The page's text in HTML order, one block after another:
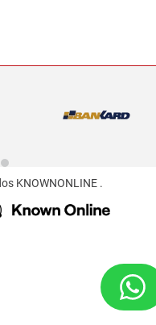
KNOWNONLINE .